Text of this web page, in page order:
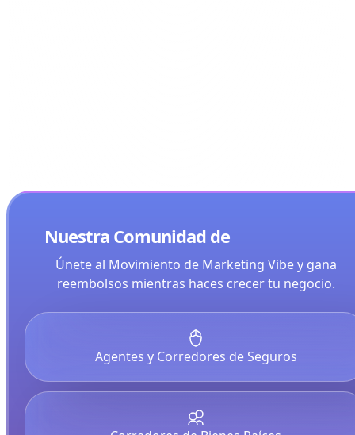
Nuestra Comunidad de
Únete al Movimiento de Marketing Vibe y gana
reembolsos mientras haces crecer tu negocio.
Agentes y Corredores de Seguros